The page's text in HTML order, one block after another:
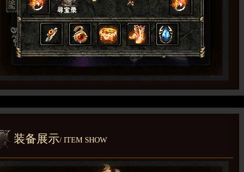
装备展示/ ITEM SHOW